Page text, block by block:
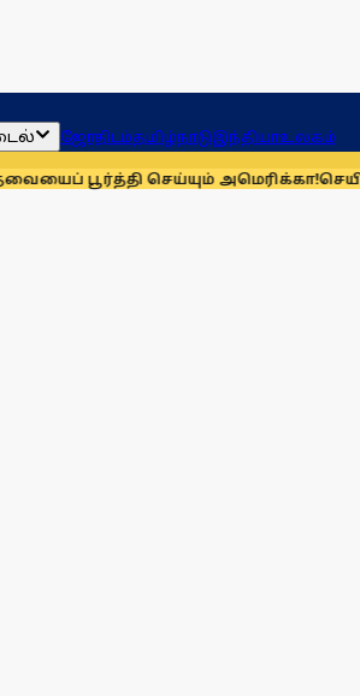
ஜோதிடம்தமிழ்நாடுஇந்தியாஉலகம்
செய்யும் அமெரிக்கா!செயின்ட் லூயிஸ்